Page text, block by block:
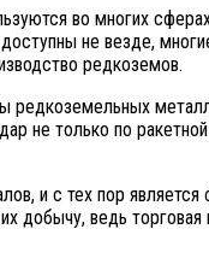
во многих
не везде,
редкоземов.
не только по
и с тех пор
ведь